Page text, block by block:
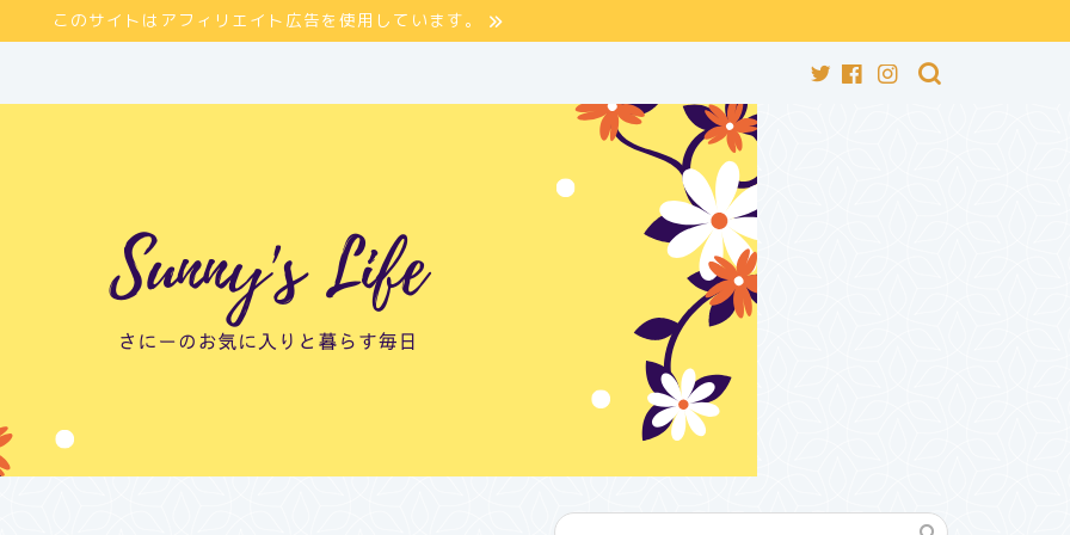
このサイトはアフィリエイト広告を使用しています。